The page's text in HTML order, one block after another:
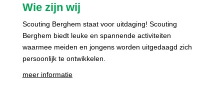
Wie zijn wij
Scouting Berghem staat voor uitdaging! Scouting
Berghem biedt leuke en spannende activiteiten
waarmee meiden en jongens worden uitgedaagd zich
persoonlijk te ontwikkelen.
meer informatie